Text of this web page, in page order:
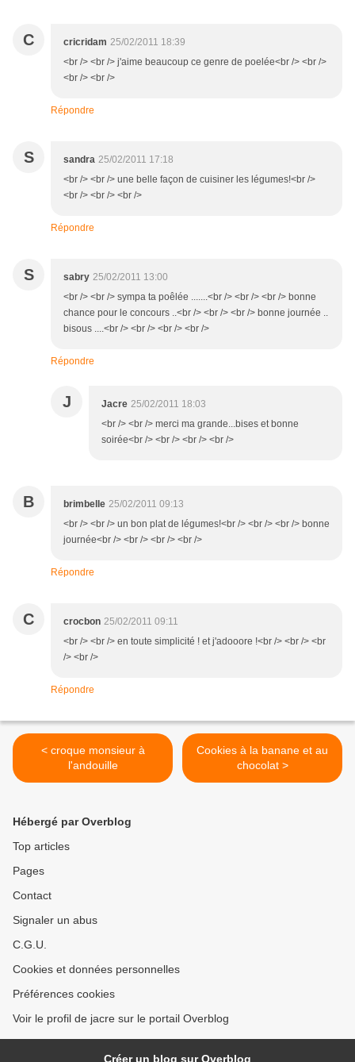
C cricridam 25/02/2011 18:39
<br /> <br /> j'aime beaucoup ce genre de poelée<br /> <br />
<br /> <br />
Répondre
S sandra 25/02/2011 17:18
<br /> <br /> une belle façon de cuisiner les légumes!<br />
<br /> <br /> <br />
Répondre
S sabry 25/02/2011 13:00
<br /> <br /> sympa ta poêlée .......<br /> <br /> <br /> bonne
chance pour le concours ..<br /> <br /> <br /> bonne journée ..
bisous ....<br /> <br /> <br /> <br />
Répondre
J Jacre 25/02/2011 18:03
<br /> <br /> merci ma grande...bises et bonne
soirée<br /> <br /> <br /> <br />
B brimbelle 25/02/2011 09:13
<br /> <br /> un bon plat de légumes!<br /> <br /> <br /> bonne
journée<br /> <br /> <br /> <br />
Répondre
C crocbon 25/02/2011 09:11
<br /> <br /> en toute simplicité ! et j'adooore !<br /> <br /> <br
/> <br />
Répondre
< croque monsieur à
l'andouille
Cookies à la banane et au
chocolat >
Hébergé par Overblog
Top articles
Pages
Contact
Signaler un abus
C.G.U.
Cookies et données personnelles
Préférences cookies
Voir le profil de jacre sur le portail Overblog
Créer un blog sur Overblog